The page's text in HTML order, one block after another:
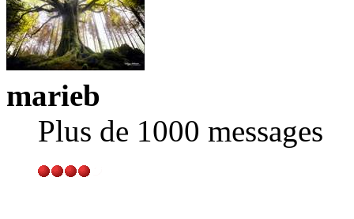
marieb
Plus de 1000 messages